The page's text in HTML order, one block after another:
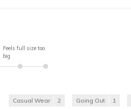
Feels full size too
big
Casual Wear 2 Going Out 1